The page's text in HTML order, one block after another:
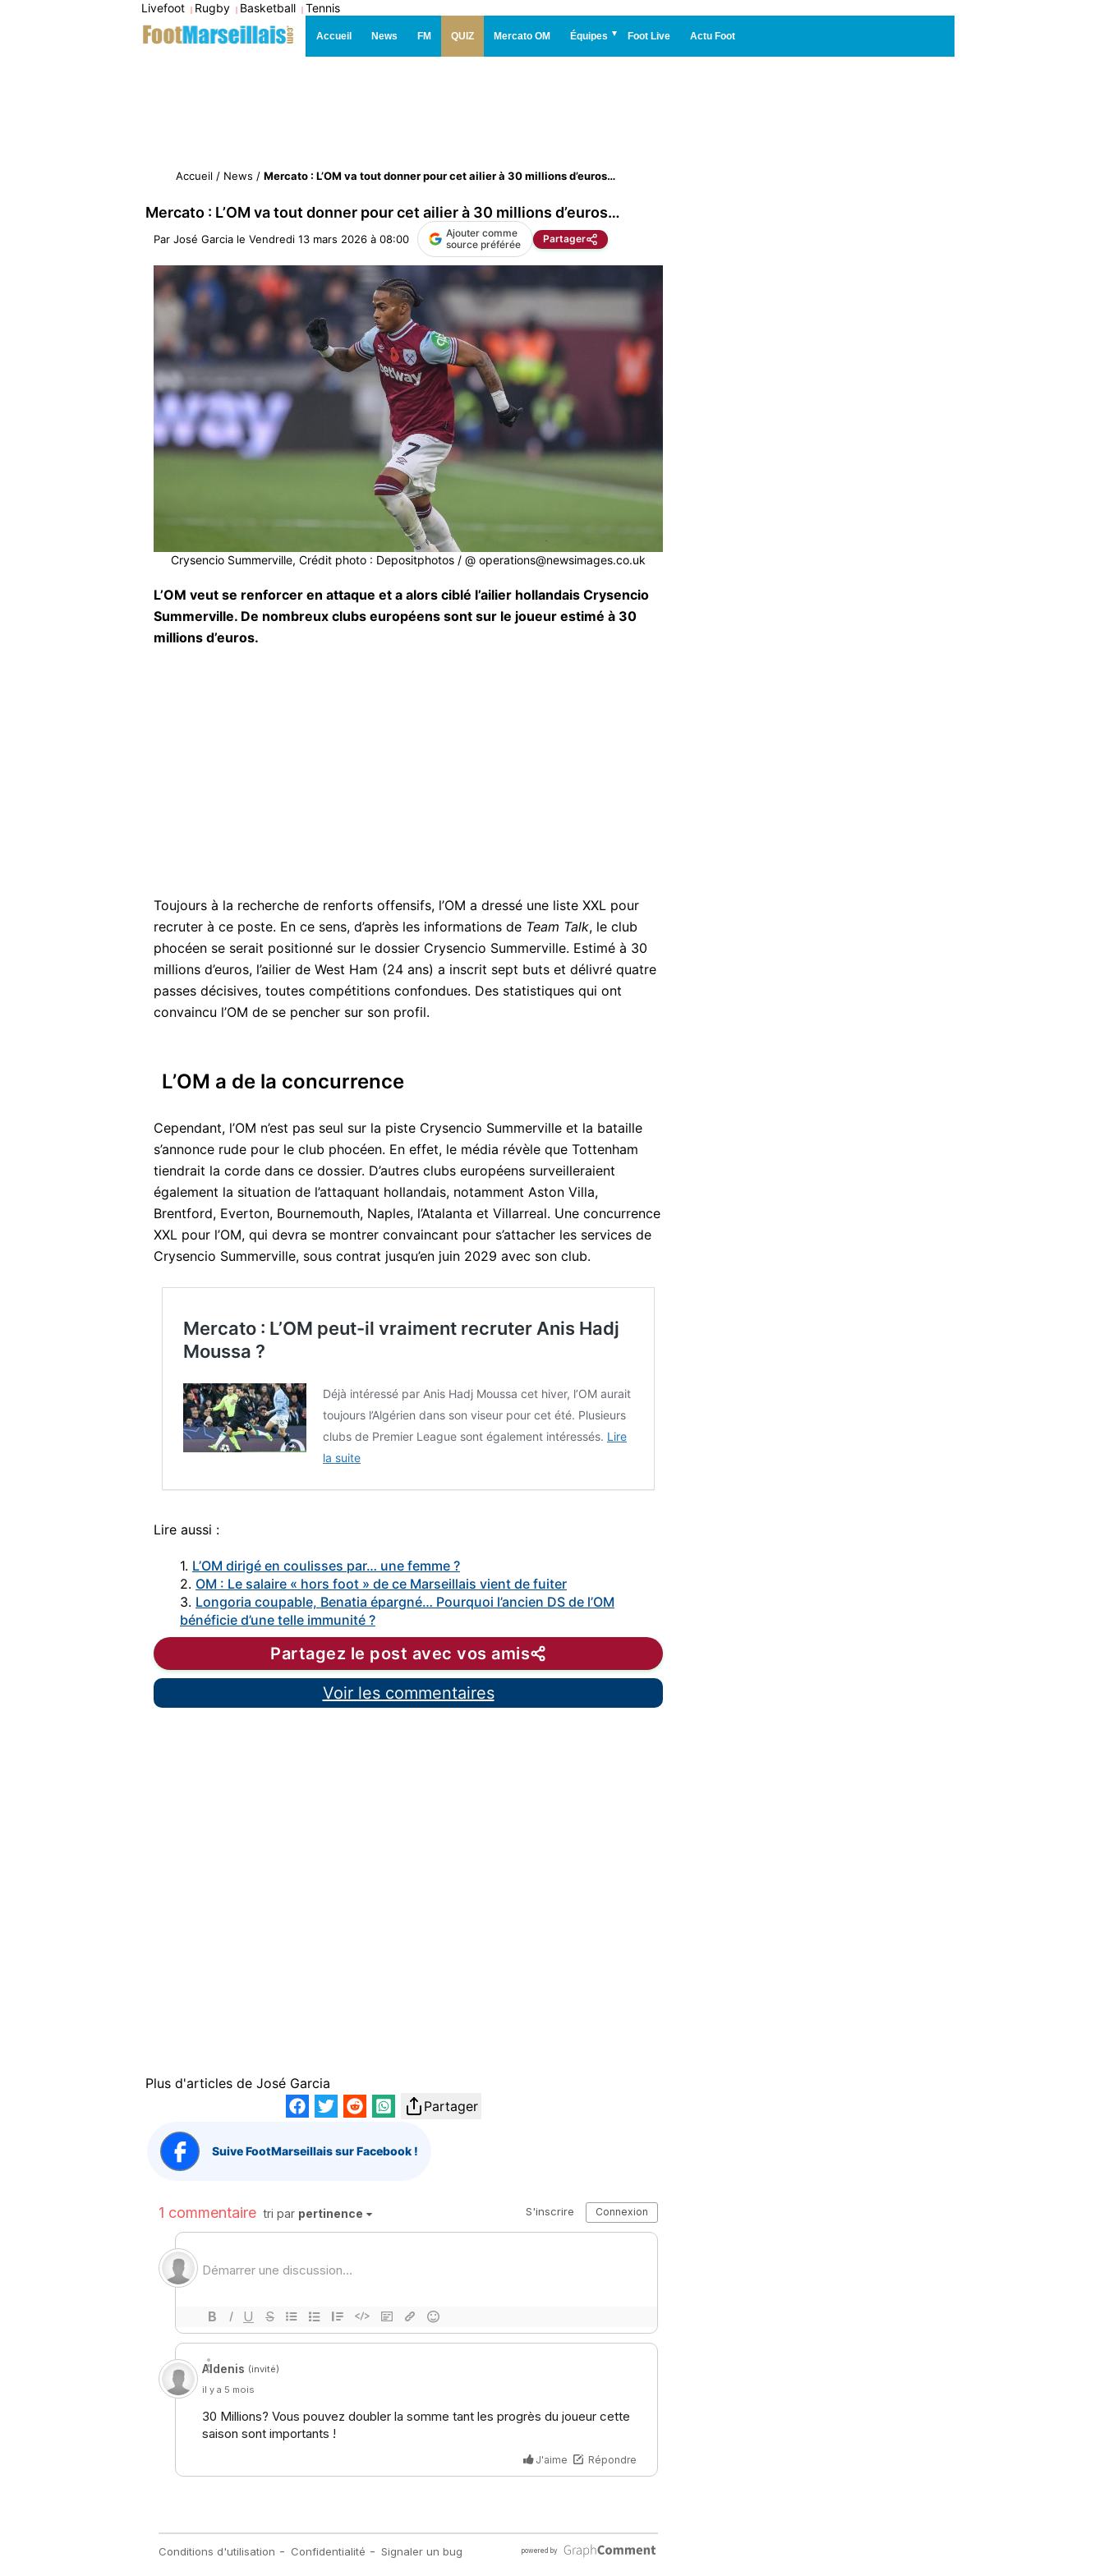
Livefoot | Rugby | Basketball | Tennis
Accueil News FM QUIZ Mercato OM Équipes Foot Live Actu Foot
Accueil / News / Mercato : L’OM va tout donner pour cet ailier à 30 millions d’euros…
Mercato : L’OM va tout donner pour cet ailier à 30 millions d’euros…
Par José Garcia le Vendredi 13 mars 2026 à 08:00
Ajouter comme
source préférée
Partager
Crysencio Summerville, Crédit photo : Depositphotos / @ operations@newsimages.co.uk
L’OM veut se renforcer en attaque et a alors ciblé l’ailier hollandais Crysencio
Summerville. De nombreux clubs européens sont sur le joueur estimé à 30
millions d’euros.
Toujours à la recherche de renforts offensifs, l’OM a dressé une liste XXL pour
recruter à ce poste. En ce sens, d’après les informations de Team Talk, le club
phocéen se serait positionné sur le dossier Crysencio Summerville. Estimé à 30
millions d’euros, l’ailier de West Ham (24 ans) a inscrit sept buts et délivré quatre
passes décisives, toutes compétitions confondues. Des statistiques qui ont
convaincu l’OM de se pencher sur son profil.
L’OM a de la concurrence
Cependant, l’OM n’est pas seul sur la piste Crysencio Summerville et la bataille
s’annonce rude pour le club phocéen. En effet, le média révèle que Tottenham
tiendrait la corde dans ce dossier. D’autres clubs européens surveilleraient
également la situation de l’attaquant hollandais, notamment Aston Villa,
Brentford, Everton, Bournemouth, Naples, l’Atalanta et Villarreal. Une concurrence
XXL pour l’OM, qui devra se montrer convaincant pour s’attacher les services de
Crysencio Summerville, sous contrat jusqu’en juin 2029 avec son club.
Mercato : L’OM peut-il vraiment recruter Anis Hadj
Moussa ?
Déjà intéressé par Anis Hadj Moussa cet hiver, l’OM aurait
toujours l’Algérien dans son viseur pour cet été. Plusieurs
clubs de Premier League sont également intéressés. Lire
la suite
Lire aussi :
1. L’OM dirigé en coulisses par… une femme ?
2. OM : Le salaire « hors foot » de ce Marseillais vient de fuiter
3. Longoria coupable, Benatia épargné… Pourquoi l’ancien DS de l’OM
bénéficie d’une telle immunité ?
Partagez le post avec vos amis
Voir les commentaires
Plus d'articles de José Garcia
Partager
Suive FootMarseillais sur Facebook !